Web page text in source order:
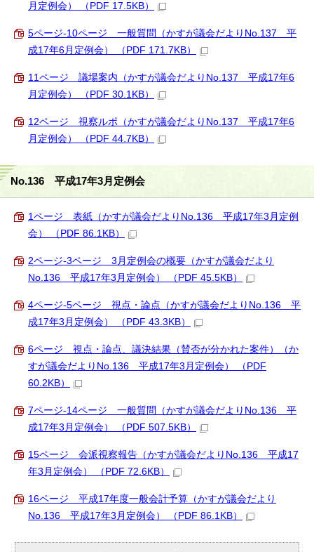
月定例会） （PDF 17.5KB）
5ページ-10ページ 一般質問（かすが議会だよりNo.137 平
成17年6月定例会） （PDF 171.7KB）
11ページ 議場案内（かすが議会だよりNo.137 平成17年6
月定例会） （PDF 30.1KB）
12ページ 視察ルポ（かすが議会だよりNo.137 平成17年6
月定例会） （PDF 44.7KB）
No.136 平成17年3月定例会
1ページ 表紙（かすが議会だよりNo.136 平成17年3月定例
会） （PDF 86.1KB）
2ページ-3ページ 3月定例会の概要（かすが議会だより
No.136 平成17年3月定例会） （PDF 45.5KB）
4ページ-5ページ 視点・論点（かすが議会だよりNo.136 平
成17年3月定例会） （PDF 43.3KB）
6ページ 視点・論点、議決結果（賛否が分かれた案件）（か
すが議会だよりNo.136 平成17年3月定例会） （PDF
60.2KB）
7ページ-14ページ 一般質問（かすが議会だよりNo.136 平
成17年3月定例会） （PDF 507.5KB）
15ページ 会派視察報告（かすが議会だよりNo.136 平成17
年3月定例会） （PDF 72.6KB）
16ページ 平成17年度一般会計予算（かすが議会だより
No.136 平成17年3月定例会） （PDF 86.1KB）